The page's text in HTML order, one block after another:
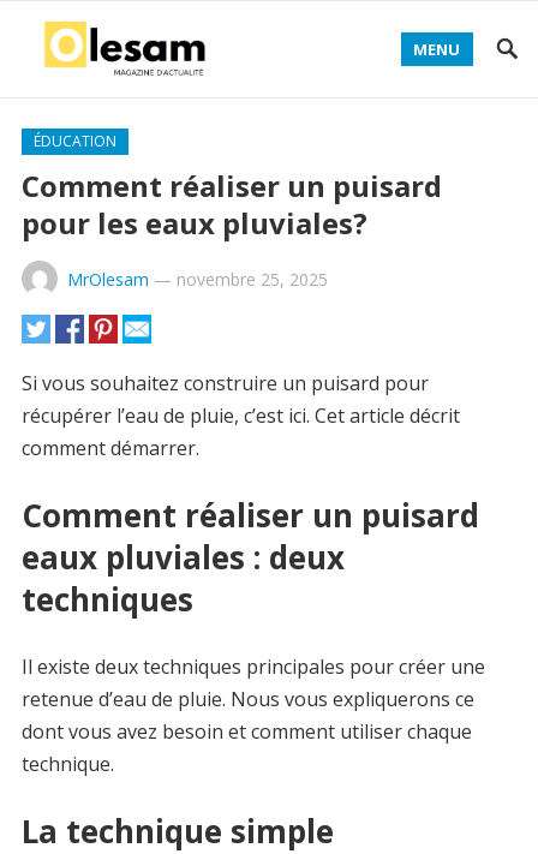
MENU
ÉDUCATION
Comment réaliser un puisard
pour les eaux pluviales?
MrOlesam — novembre 25, 2025
Si vous souhaitez construire un puisard pour
récupérer l’eau de pluie, c’est ici. Cet article décrit
comment démarrer.
Comment réaliser un puisard
eaux pluviales : deux
techniques
Il existe deux techniques principales pour créer une
retenue d’eau de pluie. Nous vous expliquerons ce
dont vous avez besoin et comment utiliser chaque
technique.
La technique simple